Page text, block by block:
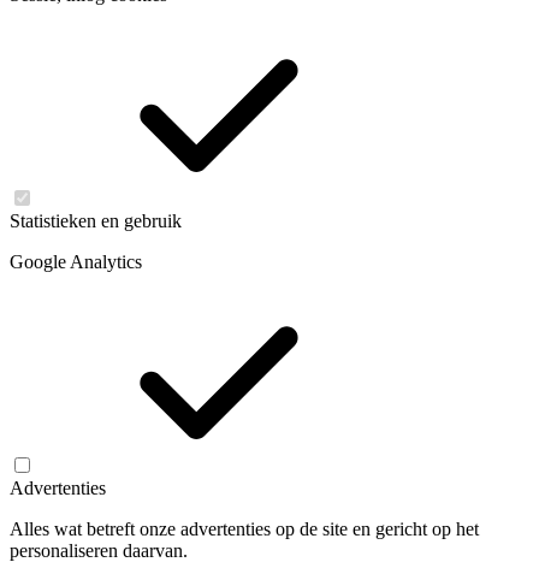
Statistieken en gebruik
Google Analytics
Advertenties
Alles wat betreft onze advertenties op de site en gericht op het
personaliseren daarvan.